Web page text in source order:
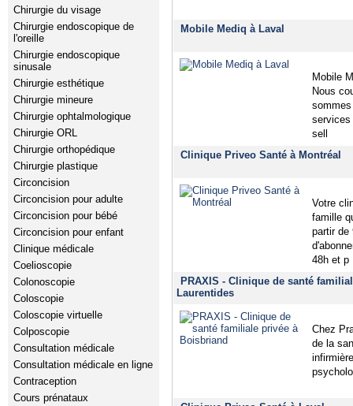
Chirurgie du visage
Chirurgie endoscopique de
l'oreille
Chirurgie endoscopique
sinusale
Chirurgie esthétique
Chirurgie mineure
Chirurgie ophtalmologique
Chirurgie ORL
Chirurgie orthopédique
Chirurgie plastique
Circoncision
Circoncision pour adulte
Circoncision pour bébé
Circoncision pour enfant
Clinique médicale
Coelioscopie
Colonoscopie
Coloscopie
Coloscopie virtuelle
Colposcopie
Consultation médicale
Consultation médicale en ligne
Contraception
Cours prénataux
Mobile Mediq à Laval
Mobile
Nous
services
sell
Clinique Priveo Santé à Montréal
Votre
famille
partir de
48h et p
PRAXIS - Clinique de santé
Laurentides
Chez
de la